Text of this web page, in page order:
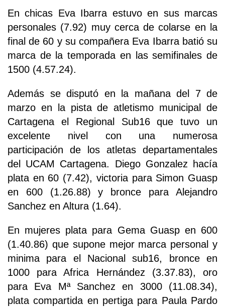
En chicas Eva Ibarra estuvo en sus marcas
personales (7.92) muy cerca de colarse en la
final de 60 y su compañera Eva Ibarra batió su
marca de la temporada en las semifinales de
1500 (4.57.24).
Además se disputó en la mañana del 7 de
marzo en la pista de atletismo municipal de
Cartagena el Regional Sub16 que tuvo un
excelente nivel con una numerosa
participación de los atletas departamentales
del UCAM Cartagena. Diego Gonzalez hacía
plata en 60 (7.42), victoria para Simon Guasp
en 600 (1.26.88) y bronce para Alejandro
Sanchez en Altura (1.64).
En mujeres plata para Gema Guasp en 600
(1.40.86) que supone mejor marca personal y
minima para el Nacional sub16, bronce en
1000 para Africa Hernández (3.37.83), oro
para Eva Mª Sanchez en 3000 (11.08.34),
plata compartida en pertiga para Paula Pardo